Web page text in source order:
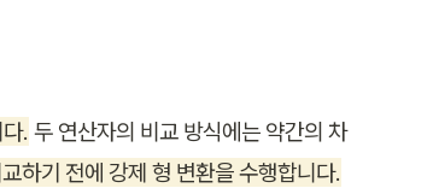
. 두 연산자의 비교 방식에는 약간의 차
하기 전에 강제 형 변환을 수행합니다.